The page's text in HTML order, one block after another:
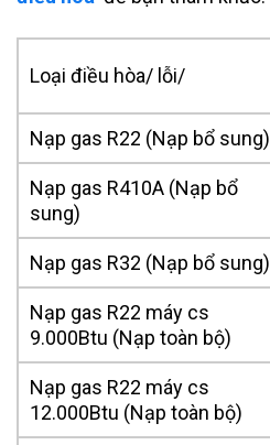
Loại điều hòa/ lỗi/
Nạp gas R22 (Nạp bổ sung)
Nạp gas R410A (Nạp bổ
sung)
Nạp gas R32 (Nạp bổ sung)
Nạp gas R22 máy cs
9.000Btu (Nạp toàn bộ)
Nạp gas R22 máy cs
12.000Btu (Nạp toàn bộ)